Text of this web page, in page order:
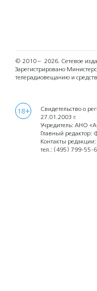
© 2010 – 2026. Сетевое
Зарегистрировано
телерадиовещанию и
18+
Свидетельство о
27.01.2003 г.
Учредитель: АНО
Главный редактор:
Контакты
тел.: (495) 799-55-